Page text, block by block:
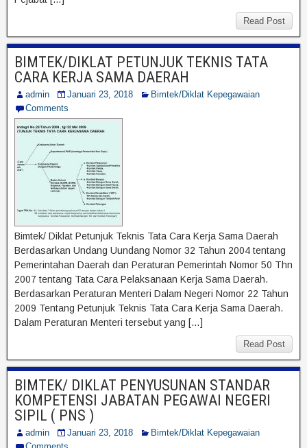
Read Post
BIMTEK/DIKLAT PETUNJUK TEKNIS TATA
CARA KERJA SAMA DAERAH
admin Januari 23, 2018
Bimtek/Diklat Kepegawaian
Comments
Bimtek/ Diklat Petunjuk Teknis Tata Cara Kerja Sama Daerah
Berdasarkan Undang Uundang Nomor 32 Tahun 2004 tentang
Pemerintahan Daerah dan Peraturan Pemerintah Nomor 50 Thn
2007 tentang Tata Cara Pelaksanaan Kerja Sama Daerah.
Berdasarkan Peraturan Menteri Dalam Negeri Nomor 22 Tahun
2009 Tentang Petunjuk Teknis Tata Cara Kerja Sama Daerah.
Dalam Peraturan Menteri tersebut yang […]
Read Post
BIMTEK/ DIKLAT PENYUSUNAN STANDAR
KOMPETENSI JABATAN PEGAWAI NEGERI
SIPIL ( PNS )
admin Januari 23, 2018
Bimtek/Diklat Kepegawaian